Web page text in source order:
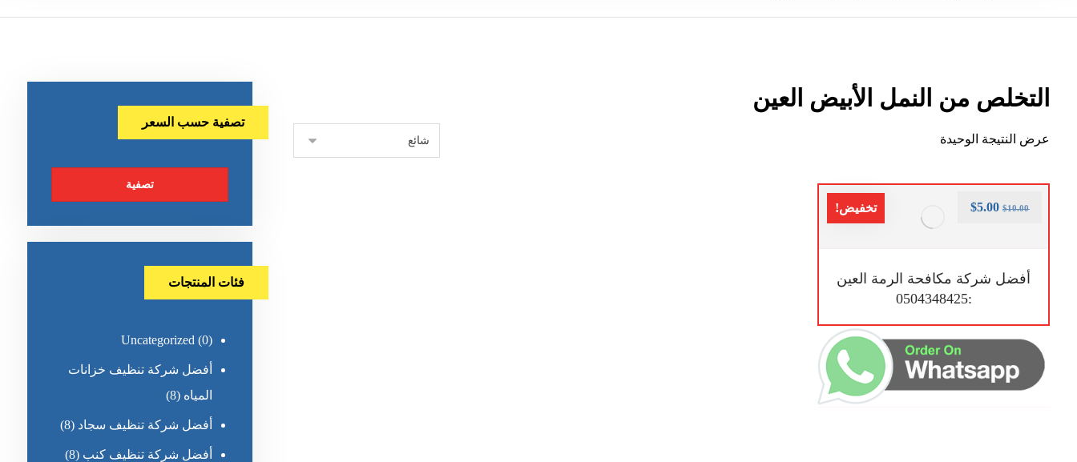
التخلص من النمل الأبيض العين
عرض النتيجة الوحيدة
تخفيض!
أفضل شركة مكافحة الرمة العين
:0504348425
$10.00
$5.00
تصفية حسب السعر
تصفية
فئات المنتجات
Uncategorized (0)
أفضل شركة تنظيف خزانات
المياه (8)
أفضل شركة تنظيف سجاد (8)
أفضل شركة تنظيف كنب (8)